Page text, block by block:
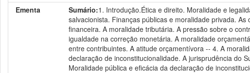
Ementa
Sumário:1. Introdução.Ética e direito. Moralidade e
salvacionista. Finanças públicas e moralidade privada.
financeira. A moralidade tributária. A pressão sobre o
igualdade na correção monetária. A moralidade
entre contribuintes. A atitude orçamentívora -- 4. A
declaração de inconstitucionalidade. A jurisprudência do
Moralidade pública e eficácia da declaração de